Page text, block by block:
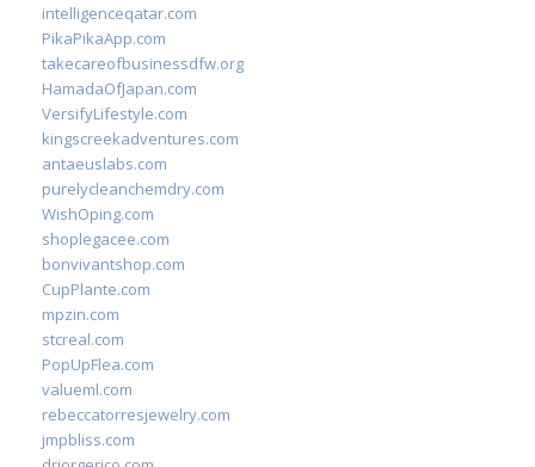
intelligenceqatar.com
PikaPikaApp.com
takecareofbusinessdfw.org
HamadaOfJapan.com
VersifyLifestyle.com
kingscreekadventures.com
antaeuslabs.com
purelycleanchemdry.com
WishOping.com
shoplegacee.com
bonvivantshop.com
CupPlante.com
mpzin.com
stcreal.com
PopUpFlea.com
valueml.com
rebeccatorresjewelry.com
jmpbliss.com